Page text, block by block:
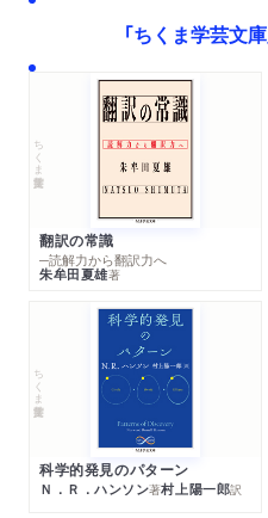
「ちくま学芸文
ちくま学芸文庫
翻訳の常識
─読解力から翻訳力へ
朱牟田夏雄著
ちくま学芸文庫
科学的発見のパターン
Ｎ．Ｒ．ハンソン著村上陽一郎訳